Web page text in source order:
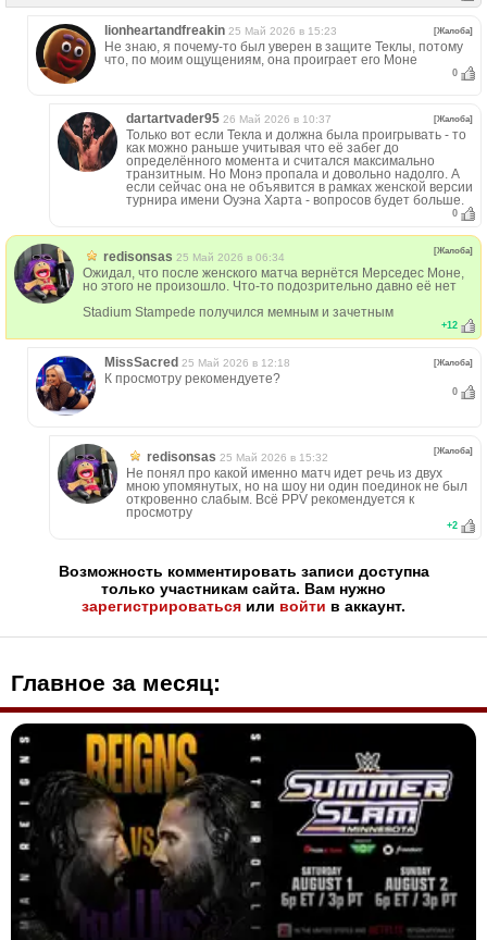
lionheartandfreakin 25 Май 2026 в 15:23 [Жалоба]
Не знаю, я почему-то был уверен в защите Теклы, потому
что, по моим ощущениям, она проиграет его Моне
0
dartartvader95 26 Май 2026 в 10:37 [Жалоба]
Только вот если Текла и должна была проигрывать - то
как можно раньше учитывая что её забег до
определённого момента и считался максимально
транзитным. Но Монэ пропала и довольно надолго. А
если сейчас она не объявится в рамках женской версии
турнира имени Оуэна Харта - вопросов будет больше.
0
redisonsas 25 Май 2026 в 06:34
[Жалоба]
Ожидал, что после женского матча вернётся Мерседес Моне,
но этого не произошло. Что-то подозрительно давно её нет
Stadium Stampede получился мемным и зачетным
+12
MissSacred 25 Май 2026 в 12:18 [Жалоба]
К просмотру рекомендуете?
0
redisonsas 25 Май 2026 в 15:32
[Жалоба]
Не понял про какой именно матч идет речь из двух
мною упомянутых, но на шоу ни один поединок не был
откровенно слабым. Всё PPV рекомендуется к
просмотру
+2
Возможность комментировать записи доступна
только участникам сайта. Вам нужно
зарегистрироваться или войти в аккаунт.
Главное за месяц: